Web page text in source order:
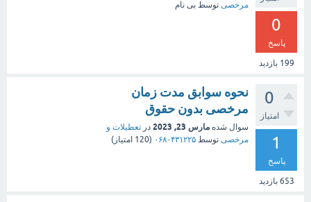
0
پاسخ
199 بازدید
مرخصی توسط بی نام
0
امتیاز
1
پاسخ
653 بازدید
نحوه سوابق مدت زمان
مرخصی بدون حقوق
سوال شده مارس 23, 2023 در تعطیلات و
مرخصی توسط ۰۶۸۰۴۳۱۲۲۵ (
120 امتیاز)